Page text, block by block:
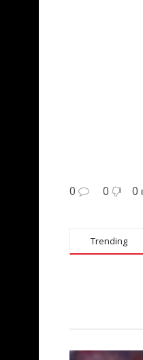
0
0
Trending